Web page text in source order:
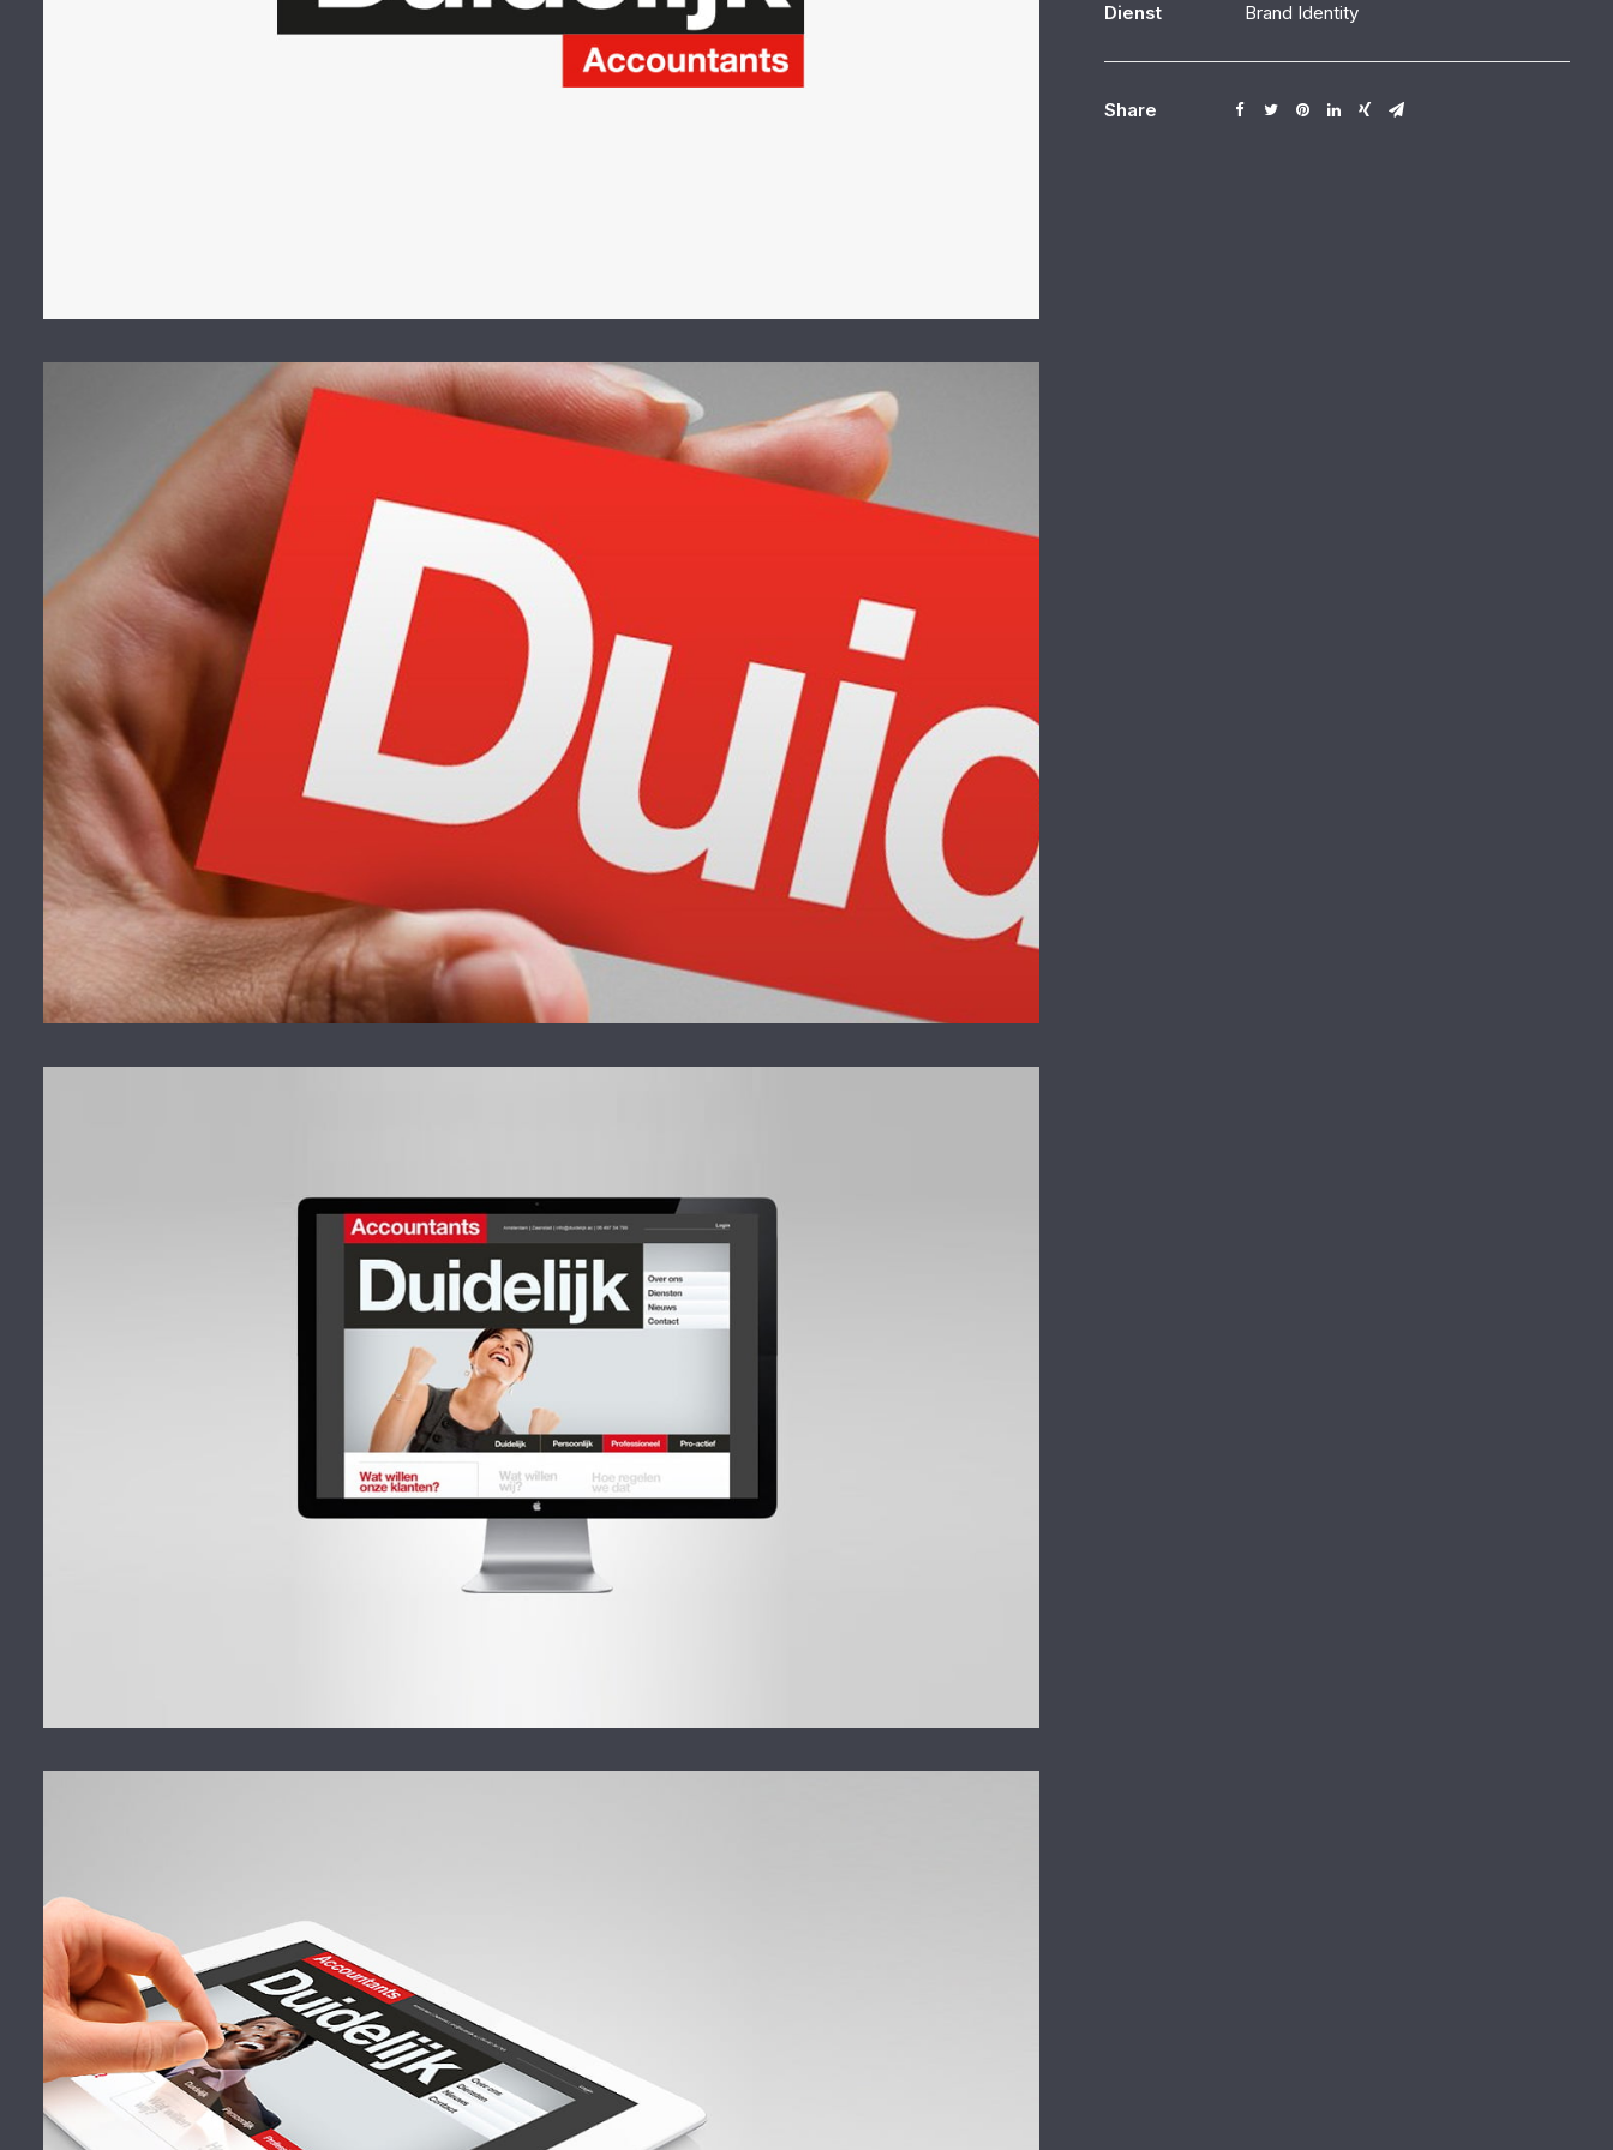
Dienst Brand Identity
Share